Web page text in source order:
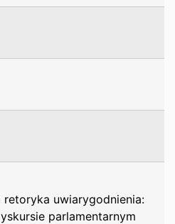
uwiarygodnienia:
parlamentarnym